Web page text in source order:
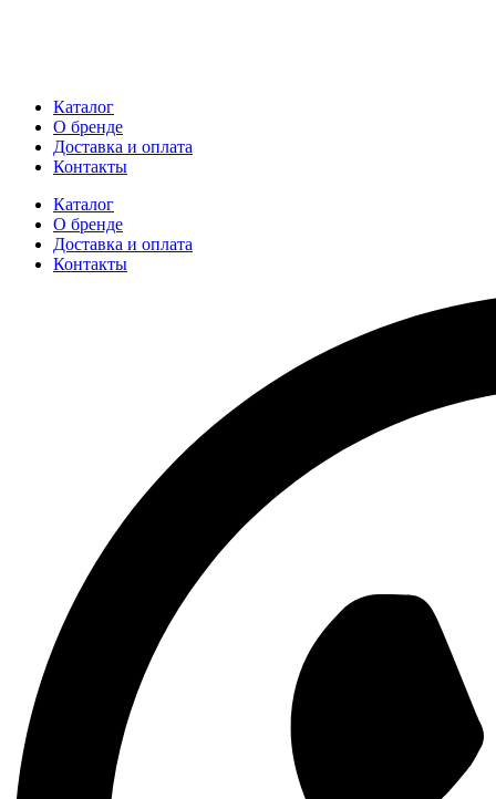
Каталог
О бренде
Доставка и оплата
Контакты
Каталог
О бренде
Доставка и оплата
Контакты